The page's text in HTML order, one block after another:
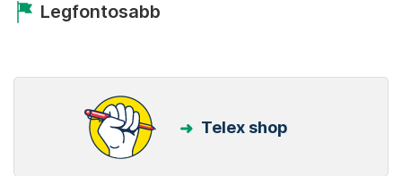
Legfontosabb
Telex shop